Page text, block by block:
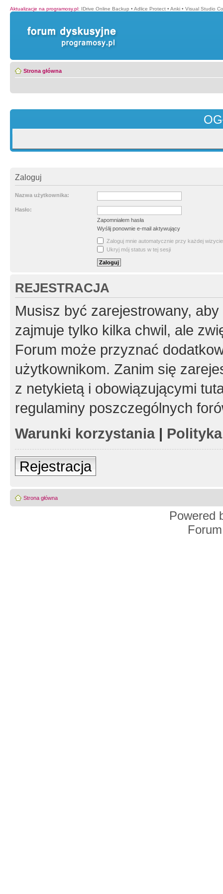
Aktualizacje na programosy.pl: IDrive Online Backup • Adlice Protect • Anki • Visual Studio
Strona główna
Zaloguj
Nazwa użytkownika:
Hasło:
Zapomniałem hasła
Wyślij ponownie e-mail aktywujący
Zaloguj mnie automatycznie przy każdej wizycie
Ukryj mój status w tej sesji
REJESTRACJA
Musisz być zarejestrowany,
zajmuje tylko kilka chwil, ale
Forum może przyznać
użytkownikom. Zanim się
z netykietą i obowiązującymi
regulaminy poszczególnych
Warunki korzystania|
Rejestracja
Strona główna
Powered